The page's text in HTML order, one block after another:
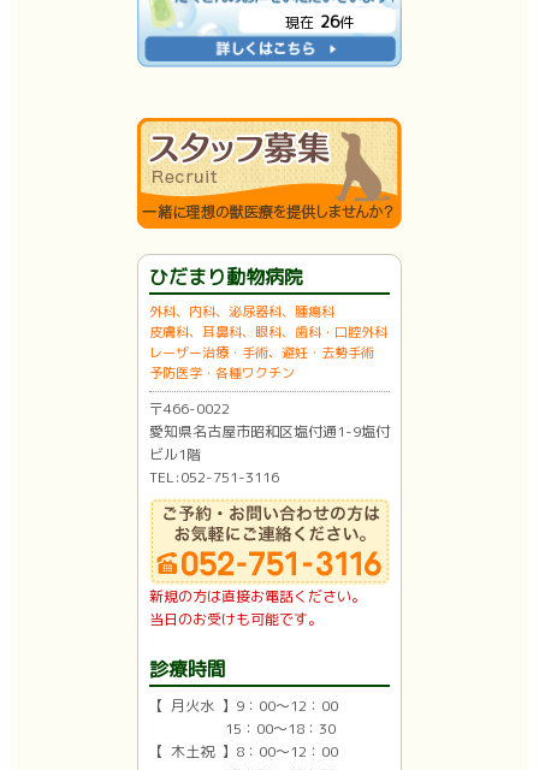
現在 26件
ひだまり動物病院
外科、内科、泌尿器科、腫瘍科
皮膚科、耳鼻科、眼科、歯科・口腔外科
レーザー治療・手術、避妊・去勢手術
予防医学・各種ワクチン
〒466-0022
愛知県名古屋市昭和区塩付通1-9塩付
ビル1階
TEL:052-751-3116
新規の方は直接お電話ください。
当日のお受けも可能です。
診療時間
【 月火水 】9：00〜12：00
15：00〜18：30
【 木土祝 】8：00〜12：00